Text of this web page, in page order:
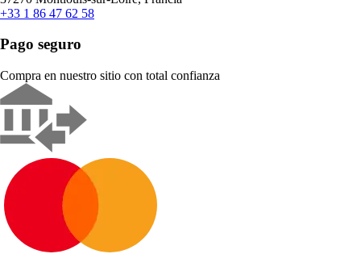
+33 1 86 47 62 58
Pago seguro
Compra en nuestro sitio con total confianza